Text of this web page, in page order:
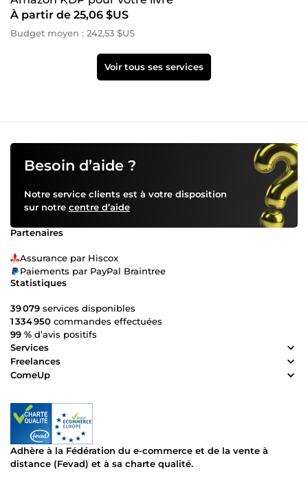
À partir de 25,06 $US
Budget moyen : 242,53 $US
Voir tous ses services
Besoin d’aide ?
Notre service clients est à votre disposition
sur notre centre d’aide
Partenaires
Assurance par Hiscox
Paiements par PayPal Braintree
Statistiques
39 079 services disponibles
1 334 950 commandes effectuées
99 % d’avis positifs
Services
Freelances
ComeUp
Adhère à la Fédération du e-commerce et de la vente à
distance (Fevad) et à sa charte qualité.